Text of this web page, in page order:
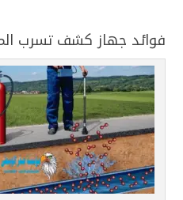
فوائد جهاز كشف تسرب